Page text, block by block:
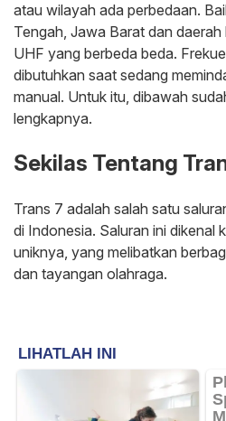
atau wilayah ada perbedaan.
Tengah, Jawa Barat dan
UHF yang berbeda beda.
dibutuhkan saat sedang
manual. Untuk itu, dibawah
lengkapnya.
Sekilas Tentang
Trans 7 adalah salah satu
di Indonesia. Saluran ini dikenal
uniknya, yang melibatkan
dan tayangan olahraga.